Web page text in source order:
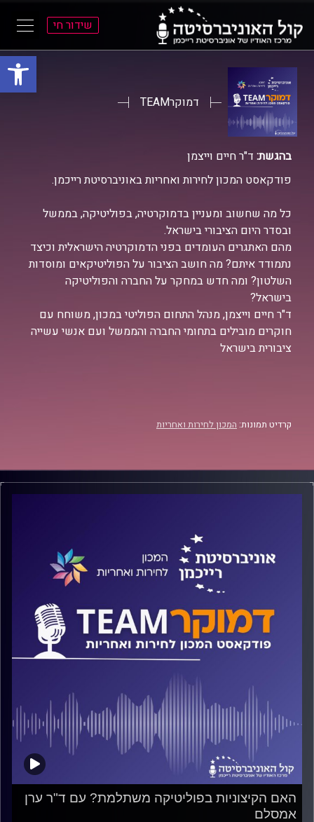
פתח
הראשי
הראשי
שידור חי
דמוקרTEAM
בהגשת: ד"ר חיים וייצמן
פודקאסט המכון לחירות ואחריות באוניברסיטת רייכמן.
כל מה שחשוב ומעניין בדמוקרטיה, בפוליטיקה, בממשל
ובסדר היום הציבורי בישראל.
מהם האתגרים העומדים בפני הדמוקרטיה הישראלית וכיצד
נתמודד איתם? מה חושב הציבור על הפוליטיקאים ומוסדות
השלטון? ומה חדש במחקר על החברה והפוליטיקה
בישראל?
ד"ר חיים וייצמן, מנהל התחום הפוליטי במכון, משוחח עם
חוקרים מובילים בתחומי החברה והממשל ועם אנשי עשייה
ציבורית בישראל
קרדיט תמונות: המכון לחירות ואחריות
האם הקיצוניות בפוליטיקה משתלמת? עם ד"ר ערן
אמסלם